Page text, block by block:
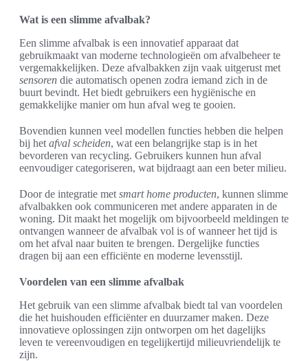
Wat is een slimme afvalbak?
Een slimme afvalbak is een innovatief apparaat dat
gebruikmaakt van moderne technologieën om afvalbeheer te
vergemakkelijken. Deze afvalbakken zijn vaak uitgerust met
sensoren die automatisch openen zodra iemand zich in de
buurt bevindt. Het biedt gebruikers een hygiënische en
gemakkelijke manier om hun afval weg te gooien.
Bovendien kunnen veel modellen functies hebben die helpen
bij het afval scheiden, wat een belangrijke stap is in het
bevorderen van recycling. Gebruikers kunnen hun afval
eenvoudiger categoriseren, wat bijdraagt aan een beter milieu.
Door de integratie met smart home producten, kunnen slimme
afvalbakken ook communiceren met andere apparaten in de
woning. Dit maakt het mogelijk om bijvoorbeeld meldingen te
ontvangen wanneer de afvalbak vol is of wanneer het tijd is
om het afval naar buiten te brengen. Dergelijke functies
dragen bij aan een efficiënte en moderne levensstijl.
Voordelen van een slimme afvalbak
Het gebruik van een slimme afvalbak biedt tal van voordelen
die het huishouden efficiënter en duurzamer maken. Deze
innovatieve oplossingen zijn ontworpen om het dagelijks
leven te vereenvoudigen en tegelijkertijd milieuvriendelijk te
zijn.